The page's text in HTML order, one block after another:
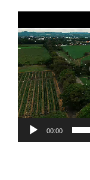
de
vídeo
00:00